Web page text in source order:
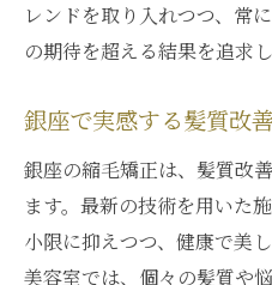
レンドを取り入れつつ、常
の期待を超える結果を追求
銀座で実感する髪質改
銀座の縮毛矯正は、髪質改
ます。最新の技術を用いた
小限に抑えつつ、健康で美
美容室では、個々の髪質や